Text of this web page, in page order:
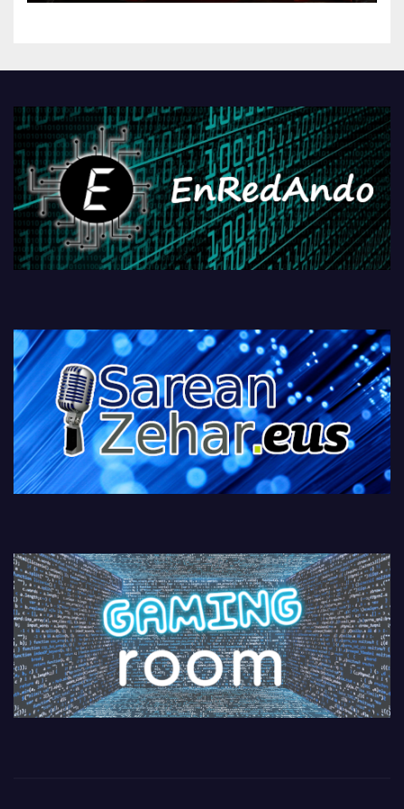
kontrola, Googleri behin
PlayStationeko bideojoko